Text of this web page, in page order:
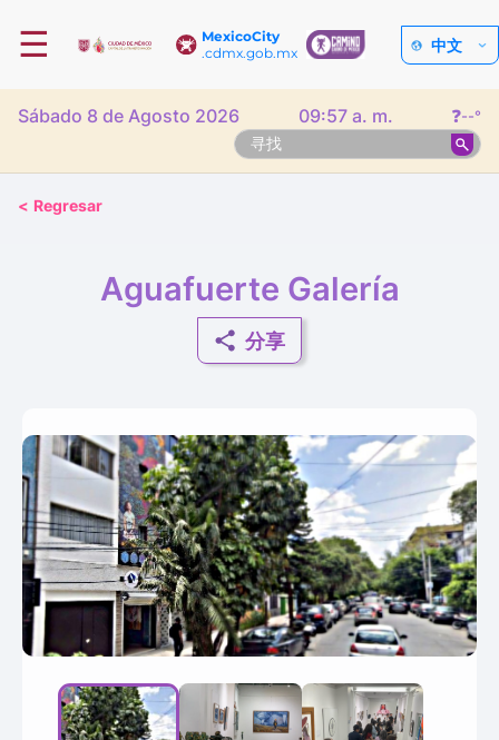
MexicoCity
.cdmx.gob.mx
☰ 中文
Sábado 8 de Agosto 2026 09:57 a. m. ❓--°
< Regresar
Aguafuerte Galería
分享